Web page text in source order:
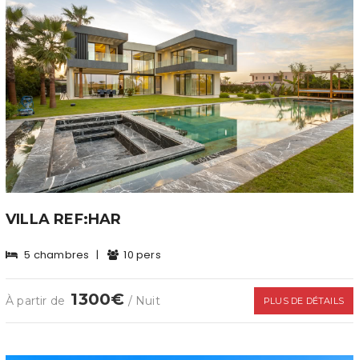
VILLA REF:HAR
5 chambres | 10 pers
À partir de 1300€ / Nuit PLUS DE DÉTAILS